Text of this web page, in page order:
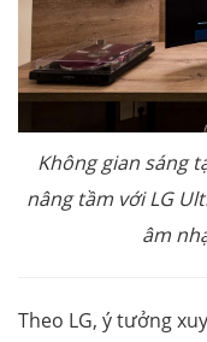
Không gian sáng
nâng tầm với LG
âm
Theo LG, ý tưởng